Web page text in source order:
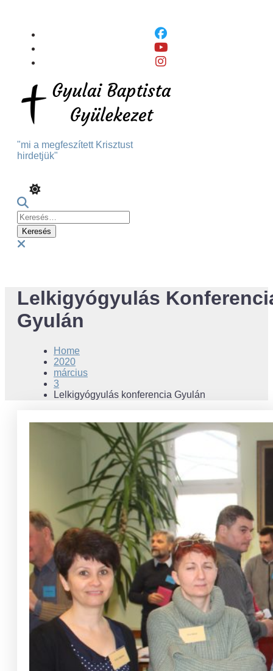
Content
"mi a megfeszített Krisztust
hirdetjük"
Keresés:
Lelkigyógyulás
Gyulán
Home
2020
március
3
Lelkigyógyulás konferencia Gyulán